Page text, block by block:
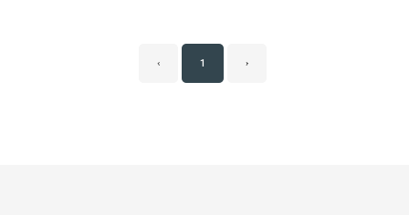
‹ 1 ›